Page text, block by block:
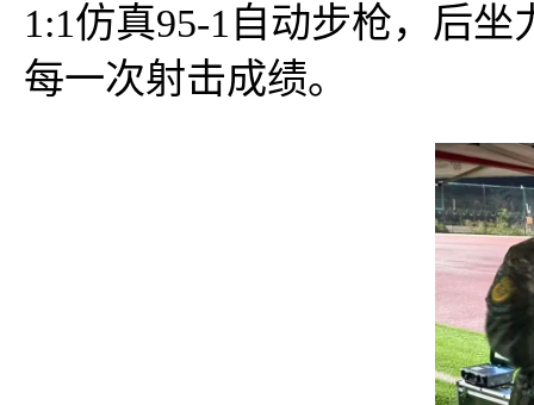
1:1仿真95-1自动步枪，后
每一次射击成绩。